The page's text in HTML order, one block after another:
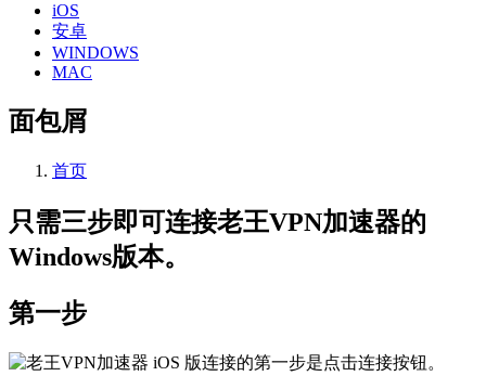
iOS
安卓
WINDOWS
MAC
面包屑
首页
只需三步即可连接老王VPN加速器的
Windows版本。
第一步